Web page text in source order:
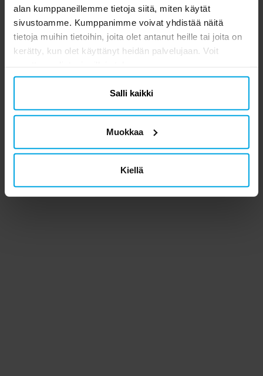
alan kumppaneillemme tietoja siitä, miten käytät
sivustoamme. Kumppanimme voivat yhdistää näitä
tietoja muihin tietoihin, joita olet antanut heille tai joita on
kerätty, kun olet käyttänyt heidän palvelujaan. Voit
Salli kaikki
Muokkaa
Kiellä